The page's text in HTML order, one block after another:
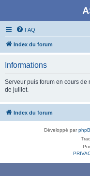
FAQ
Index du forum
Informations
Serveur puis forum en cours
de juillet.
Index du forum
Développé par